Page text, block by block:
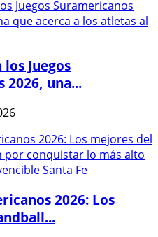
Juegos
2026, una...
2026: Los